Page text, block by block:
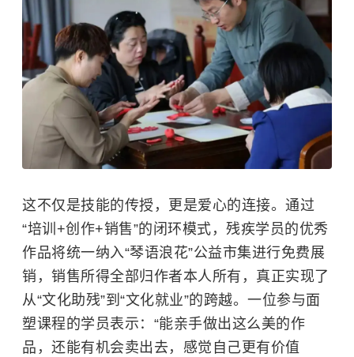
这不仅是技能的传授，更是爱心的连接。通过
“培训+创作+销售”的闭环模式，残疾学员的优秀
作品将统一纳入“琴语浪花”公益市集进行免费展
销，销售所得全部归作者本人所有，真正实现了
从“文化助残”到“文化就业”的跨越。一位参与面
塑课程的学员表示：“能亲手做出这么美的作
品，还能有机会卖出去，感觉自己更有价值